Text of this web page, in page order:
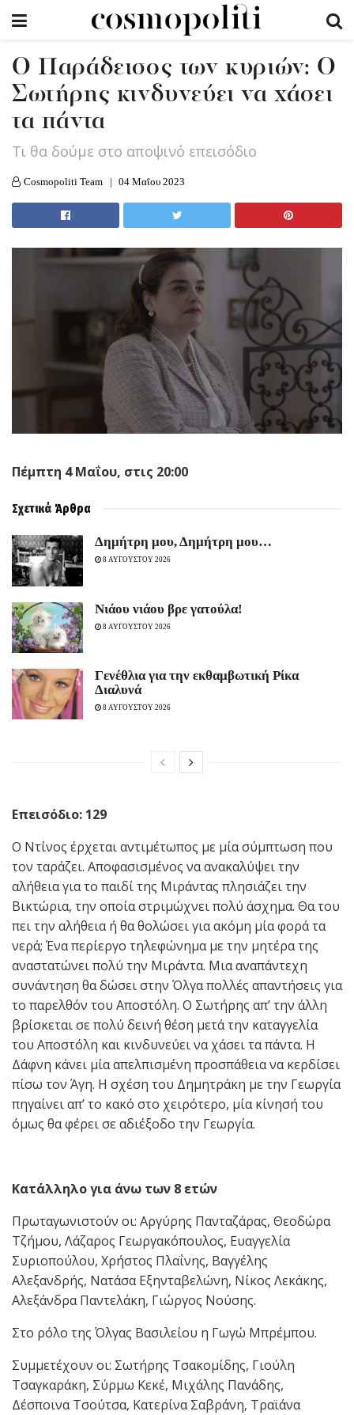
Ο Παράδεισος των κυριών: Ο
Σωτήρης κινδυνεύει να χάσει
τα πάντα
Tι θα δούμε στο αποψινό επεισόδιο
Cosmopoliti Team 04 Μαΐου 2023
Πέμπτη 4 Μαΐου, στις 20:00
Σχετικά Άρθρα
Δημήτρη μου, Δημήτρη μου…
8 ΑΥΓΟΥΣΤΟΥ 2026
Νιάου νιάου βρε γατούλα!
8 ΑΥΓΟΥΣΤΟΥ 2026
Γενέθλια για την εκθαμβωτική Ρίκα
Διαλυνά
8 ΑΥΓΟΥΣΤΟΥ 2026
Επεισόδιο: 129
Ο Ντίνος έρχεται αντιμέτωπος με μία σύμπτωση που
τον ταράζει. Αποφασισμένος να ανακαλύψει την
αλήθεια για το παιδί της Μιράντας πλησιάζει την
Βικτώρια, την οποία στριμώχνει πολύ άσχημα. Θα του
πει την αλήθεια ή θα θολώσει για ακόμη μία φορά τα
νερά; Ένα περίεργο τηλεφώνημα με την μητέρα της
αναστατώνει πολύ την Μιράντα. Μια αναπάντεχη
συνάντηση θα δώσει στην Όλγα πολλές απαντήσεις για
το παρελθόν του Αποστόλη. Ο Σωτήρης απ’ την άλλη
βρίσκεται σε πολύ δεινή θέση μετά την καταγγελία
του Αποστόλη και κινδυνεύει να χάσει τα πάντα. Η
Δάφνη κάνει μία απελπισμένη προσπάθεια να κερδίσει
πίσω τον Άγη. Η σχέση του Δημητράκη με την Γεωργία
πηγαίνει απ’ το κακό στο χειρότερο, μία κίνησή του
όμως θα φέρει σε αδιέξοδο την Γεωργία.
Κατάλληλο για άνω των 8 ετών
Πρωταγωνιστούν οι: Αργύρης Πανταζάρας, Θεοδώρα
Τζήμου, Λάζαρος Γεωργακόπουλος, Ευαγγελία
Συριοπούλου, Χρήστος Πλαΐνης, Βαγγέλης
Αλεξανδρής, Νατάσα Εξηνταβελώνη, Νίκος Λεκάκης,
Αλεξάνδρα Παντελάκη, Γιώργος Νούσης.
Στο ρόλο της Όλγας Βασιλείου η Γωγώ Μπρέμπου.
Συμμετέχουν οι: Σωτήρης Τσακομίδης, Γιούλη
Τσαγκαράκη, Σύρμω Κεκέ, Μιχάλης Πανάδης,
Δέσποινα Τσούτσα, Κατερίνα Σαβράνη, Τραϊάνα